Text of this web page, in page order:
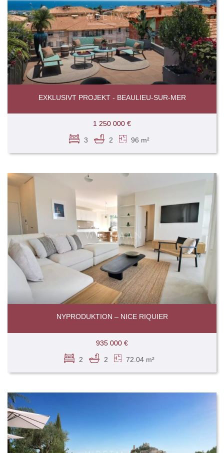
EXKLUSIVT PROJEKT - BEAULIEU-SUR-MER
1 250 000 €
3 2 96 m²
NYPRODUKTION – NICE RIQUIER
935 000 €
2 2 72.04 m²